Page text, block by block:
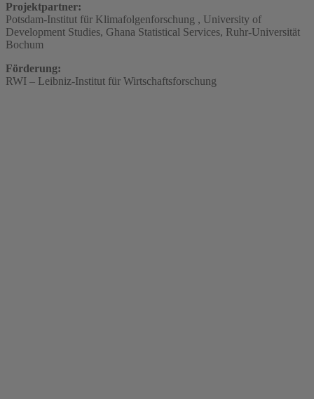
Projektpartner:
Potsdam-Institut für Klimafolgenforschung , University of
Development Studies, Ghana Statistical Services, Ruhr-Universität
Bochum
Förderung:
RWI – Leibniz-Institut für Wirtschaftsforschung